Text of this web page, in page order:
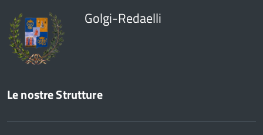
Golgi-Redaelli
Le nostre Strutture